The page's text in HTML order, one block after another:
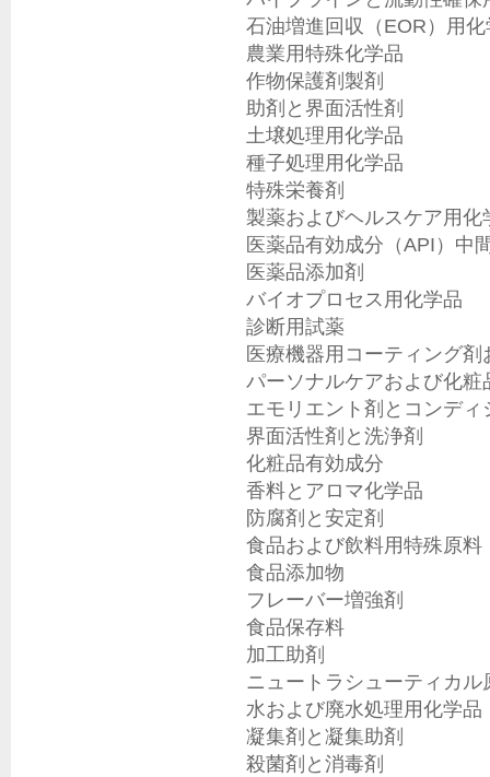
石油増進回収（EOR）用化
農業用特殊化学品
作物保護剤製剤
助剤と界面活性剤
土壌処理用化学品
種子処理用化学品
特殊栄養剤
製薬およびヘルスケア用化
医薬品有効成分（API）中
医薬品添加剤
バイオプロセス用化学品
診断用試薬
医療機器用コーティング剤
パーソナルケアおよび化粧
エモリエント剤とコンディ
界面活性剤と洗浄剤
化粧品有効成分
香料とアロマ化学品
防腐剤と安定剤
食品および飲料用特殊原料
食品添加物
フレーバー増強剤
食品保存料
加工助剤
ニュートラシューティカル
水および廃水処理用化学品
凝集剤と凝集助剤
殺菌剤と消毒剤